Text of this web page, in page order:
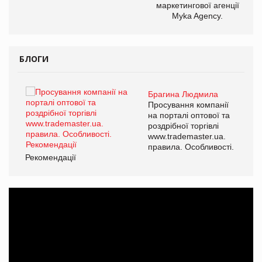
маркетингової агенції
Myka Agency.
БЛОГИ
Брагина Людмила
Просування компанії
на порталі оптової та
роздрібної торгівлі
www.trademaster.ua.
правила. Особливості.
Рекомендації